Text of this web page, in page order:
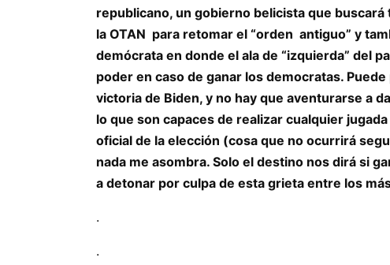
republicano, un gobierno belicista que
la OTAN para retomar el “orden antiguo” y
demócrata en donde el ala de “izquierda” del
poder en caso de ganar los democratas.
victoria de Biden, y no hay que aventurarse a
lo que son capaces de realizar cualquier
oficial de la elección (cosa que no ocurrirá
nada me asombra. Solo el destino nos dirá si
a detonar por culpa de esta grieta entre los
.
.